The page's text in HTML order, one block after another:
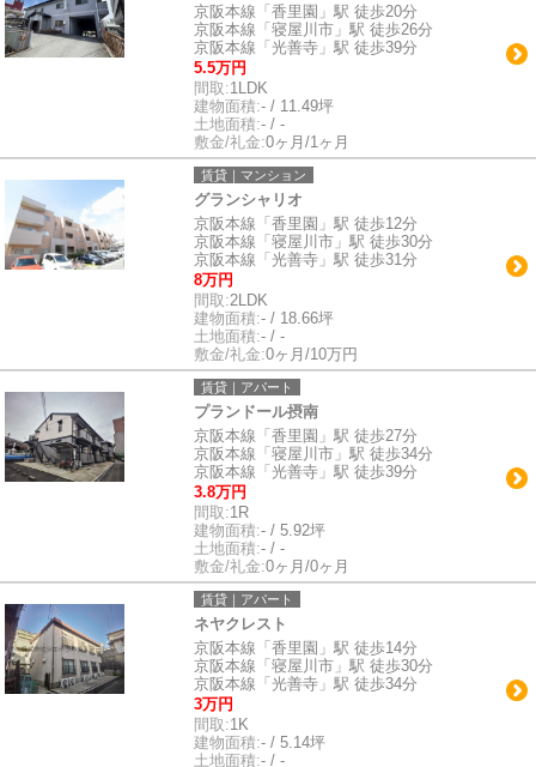
京阪本線「香里園」駅 徒歩20分
京阪本線「寝屋川市」駅 徒歩26分
京阪本線「光善寺」駅 徒歩39分
5.5万円
間取:1LDK
建物面積:- / 11.49坪
土地面積:- / -
敷金/礼金:0ヶ月/1ヶ月
賃貸｜マンション
グランシャリオ
京阪本線「香里園」駅 徒歩12分
京阪本線「寝屋川市」駅 徒歩30分
京阪本線「光善寺」駅 徒歩31分
8万円
間取:2LDK
建物面積:- / 18.66坪
土地面積:- / -
敷金/礼金:0ヶ月/10万円
賃貸｜アパート
プランドール摂南
京阪本線「香里園」駅 徒歩27分
京阪本線「寝屋川市」駅 徒歩34分
京阪本線「光善寺」駅 徒歩39分
3.8万円
間取:1R
建物面積:- / 5.92坪
土地面積:- / -
敷金/礼金:0ヶ月/0ヶ月
賃貸｜アパート
ネヤクレスト
京阪本線「香里園」駅 徒歩14分
京阪本線「寝屋川市」駅 徒歩30分
京阪本線「光善寺」駅 徒歩34分
3万円
間取:1K
建物面積:- / 5.14坪
土地面積:- / -